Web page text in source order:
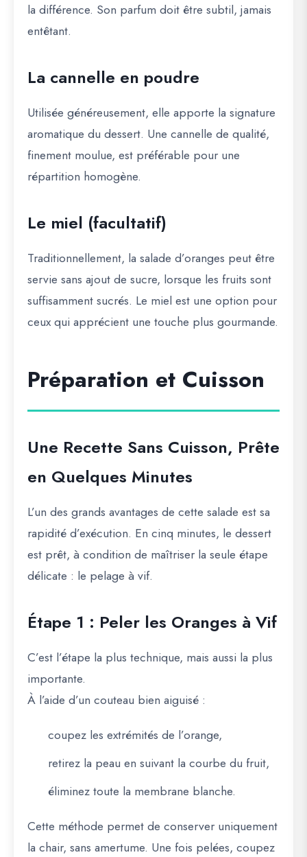
la différence. Son parfum doit être subtil, jamais
entêtant.
La cannelle en poudre
Utilisée généreusement, elle apporte la signature
aromatique du dessert. Une cannelle de qualité,
finement moulue, est préférable pour une
répartition homogène.
Le miel (facultatif)
Traditionnellement, la salade d’oranges peut être
servie sans ajout de sucre, lorsque les fruits sont
suffisamment sucrés. Le miel est une option pour
ceux qui apprécient une touche plus gourmande.
Préparation et Cuisson
Une Recette Sans Cuisson, Prête
en Quelques Minutes
L’un des grands avantages de cette salade est sa
rapidité d’exécution. En cinq minutes, le dessert
est prêt, à condition de maîtriser la seule étape
délicate : le pelage à vif.
Étape 1 : Peler les Oranges à Vif
C’est l’étape la plus technique, mais aussi la plus
importante.
À l’aide d’un couteau bien aiguisé :
coupez les extrémités de l’orange,
retirez la peau en suivant la courbe du fruit,
éliminez toute la membrane blanche.
Cette méthode permet de conserver uniquement
la chair, sans amertume. Une fois pelées, coupez